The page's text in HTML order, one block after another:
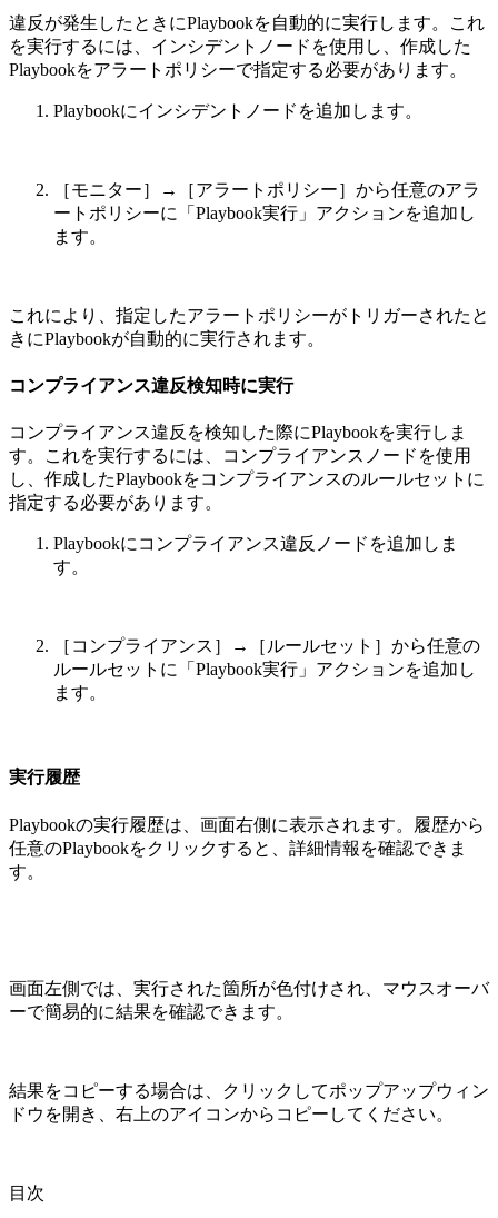
違反が発生したときにPlaybookを自動的に実行します。これ
を実行するには、インシデントノードを使用し、作成した
Playbookをアラートポリシーで指定する必要があります。
Playbookにインシデントノードを追加します。
［モニター］→［アラートポリシー］から任意のアラ
ートポリシーに「Playbook実行」アクションを追加し
ます。
これにより、指定したアラートポリシーがトリガーされたと
きにPlaybookが自動的に実行されます。
コンプライアンス違反検知時に実行
コンプライアンス違反を検知した際にPlaybookを実行しま
す。これを実行するには、コンプライアンスノードを使用
し、作成したPlaybookをコンプライアンスのルールセットに
指定する必要があります。
Playbookにコンプライアンス違反ノードを追加しま
す。
［コンプライアンス］→［ルールセット］から任意の
ルールセットに「Playbook実行」アクションを追加し
ます。
実行履歴
Playbookの実行履歴は、画面右側に表示されます。履歴から
任意のPlaybookをクリックすると、詳細情報を確認できま
す。
画面左側では、実行された箇所が色付けされ、マウスオーバ
ーで簡易的に結果を確認できます。
結果をコピーする場合は、クリックしてポップアップウィン
ドウを開き、右上のアイコンからコピーしてください。
目次